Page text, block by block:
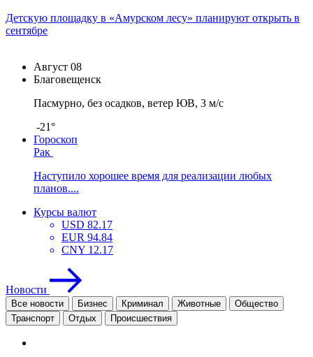
Детскую площадку в «Амурском лесу» планируют открыть в
сентябре
Август 08
Благовещенск
Пасмурно, без осадков, ветер ЮВ, 3 м/с
-21°
Гороскоп
Рак
Наступило хорошее время для реализации любых
планов....
Курсы валют
USD 82.17
EUR 94.84
CNY 12.17
Новости
Все новости Бизнес Криминал Животные
Общество
Транспорт
Отдых Проиcшествия